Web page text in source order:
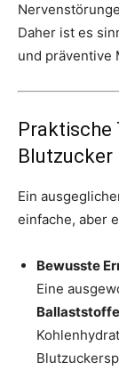
Daher ist es
und präventive
Praktische
Blutzucker
Ein
einfache, aber
Bewusste
Eine